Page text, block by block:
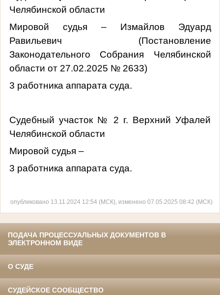
Челябинской области
Мировой судья – Измайлов Эдуард
Равильевич (Постановление
Законодательного Собрания Челябинской
области от 27.02.2025 № 2633)
3 работника аппарата суда.
Судебный участок № 2 г. Верхний Уфалей
Челябинской области
Мировой судья –
3 работника аппарата суда.
опубликовано 13.11.2024 12:54 (МСК), изменено 07.05.2025 08:42 (МСК)
ПОДАЧА ПРОЦЕССУАЛЬНЫХ ДОКУМЕНТОВ В
ЭЛЕКТРОННОМ ВИДЕ
О СУДЕ
СУДЕЙСКОЕ СООБЩЕСТВО